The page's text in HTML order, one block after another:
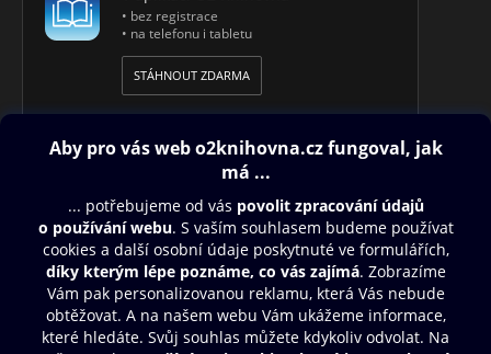
• bez registrace
• na telefonu i tabletu
STÁHNOUT ZDARMA
Obsah ke stažení
Moje O2 Knihovna
Další zábava